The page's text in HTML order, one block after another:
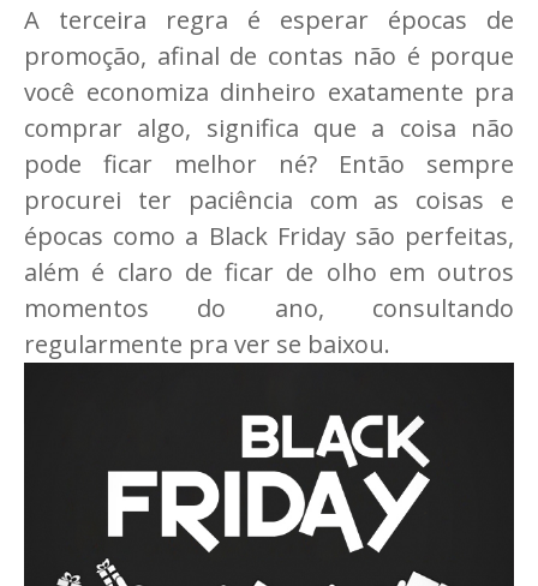
A terceira regra é esperar épocas de
promoção, afinal de contas não é porque
você economiza dinheiro exatamente pra
comprar algo, significa que a coisa não
pode ficar melhor né? Então sempre
procurei ter paciência com as coisas e
épocas como a Black Friday são perfeitas,
além é claro de ficar de olho em outros
momentos do ano, consultando
regularmente pra ver se baixou.